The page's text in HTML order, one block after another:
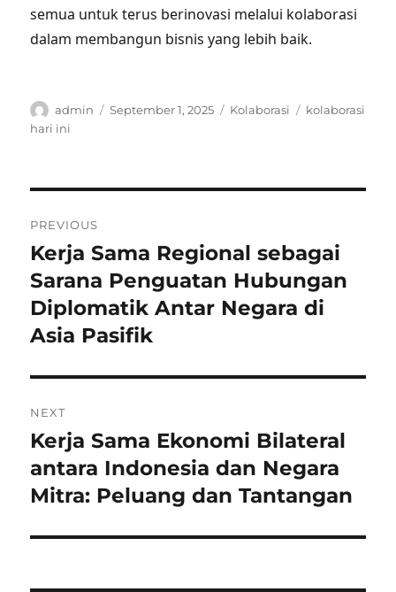
semua untuk terus berinovasi melalui kolaborasi
dalam membangun bisnis yang lebih baik.
Author
admin
Posted
September 1, 2025 Categories
Kolaborasi Tags
kolaborasi
hari ini
navigation
PREVIOUS
Previous
post:
Kerja Sama Regional sebagai
Sarana Penguatan Hubungan
Diplomatik Antar Negara di
Asia Pasifik
NEXT
Next
post:
Kerja Sama Ekonomi Bilateral
antara Indonesia dan Negara
Mitra: Peluang dan Tantangan